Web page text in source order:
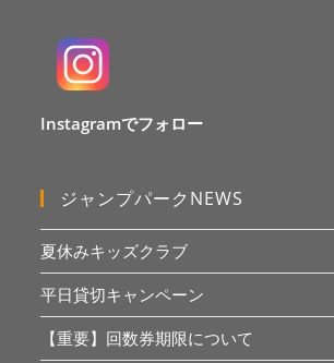
Instagramでフォロー
ジャンプパークNEWS
夏休みキッズクラブ
平日貸切キャンペーン
【重要】回数券期限について